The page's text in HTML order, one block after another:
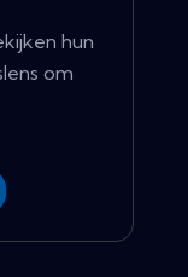
hun
om